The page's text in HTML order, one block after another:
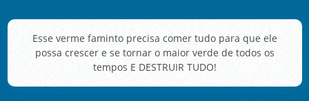
Esse verme faminto precisa comer tudo para que ele
possa crescer e se tornar o maior verde de todos os
tempos E DESTRUIR TUDO!